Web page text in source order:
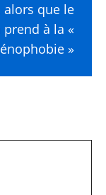
alors que le
à la «
»